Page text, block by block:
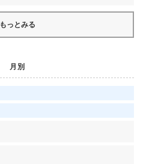
もっとみる
月別